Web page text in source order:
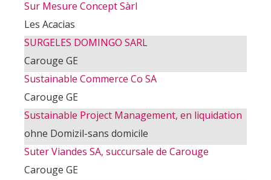
Sur Mesure Concept Sàrl
Les Acacias
SURGELES DOMINGO SARL
Carouge GE
Sustainable Commerce Co SA
Carouge GE
Sustainable Project Management, en liquidation
ohne Domizil-sans domicile
Suter Viandes SA, succursale de Carouge
Carouge GE